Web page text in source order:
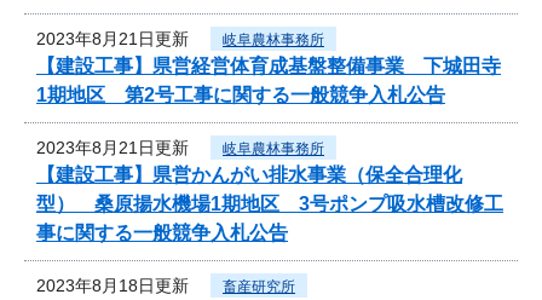
2023年8月21日更新 岐阜農林事務所
【建設工事】県営経営体育成基盤整備事業 下城田寺
1期地区 第2号工事に関する一般競争入札公告
2023年8月21日更新 岐阜農林事務所
【建設工事】県営かんがい排水事業（保全合理化
型） 桑原揚水機場1期地区 3号ポンプ吸水槽改修工
事に関する一般競争入札公告
2023年8月18日更新 畜産研究所